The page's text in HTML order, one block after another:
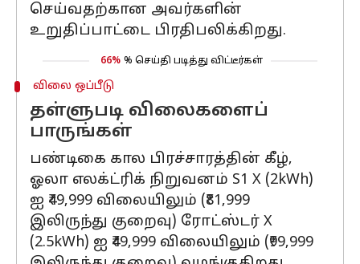
செய்வதற்கான அவர்களின்
உறுதிப்பாட்டை பிரதிபலிக்கிறது.
66% % செய்தி படித்து விட்டீர்கள்
விலை ஒப்பீடு
தள்ளுபடி விலைகளைப்
பாருங்கள்
பண்டிகை கால பிரச்சாரத்தின் கீழ்,
ஓலா எலக்ட்ரிக் நிறுவனம் S1 X (2kWh)
ஐ ₹49,999 விலையிலும் (₹81,999
இலிருந்து குறைவு) ரோட்ஸ்டர் X
(2.5kWh) ஐ ₹49,999 விலையிலும் (₹99,999